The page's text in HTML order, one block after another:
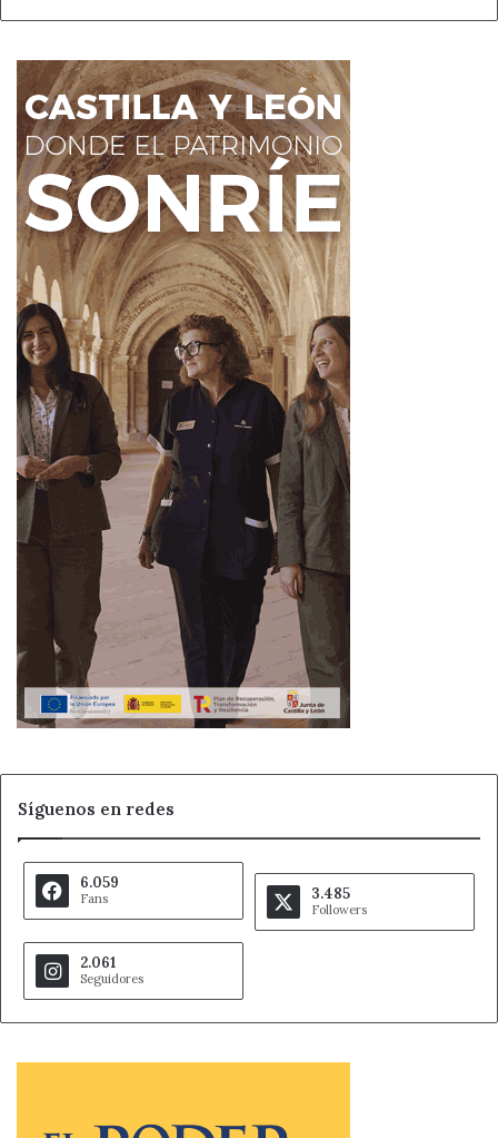
Fuente Ahora León
Ahora León
Día del Técnico de Enfermería
equipos de Enfermería
Noticias de León
reconocimiento profesional sanitario
SAE Sanidad en León
Técnicos de Enfermería
Síguenos en redes
6.059
Fans 3.485
Followers
2.061
Seguidores